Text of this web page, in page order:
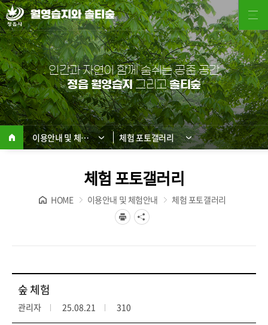
월영습지와 솔티숲
인간과 자연이 함께 숨쉬는 공존 공간
정읍 월영습지그리고솔티숲
이용안내 및 체험안내 체험 포토갤러리
체험 포토갤러리
HOME 이용안내 및 체험안내 체험 포토갤러리
숲 체험
관리자 25.08.21 310